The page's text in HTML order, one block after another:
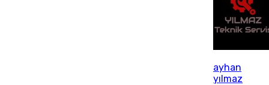
ayhan
yılmaz